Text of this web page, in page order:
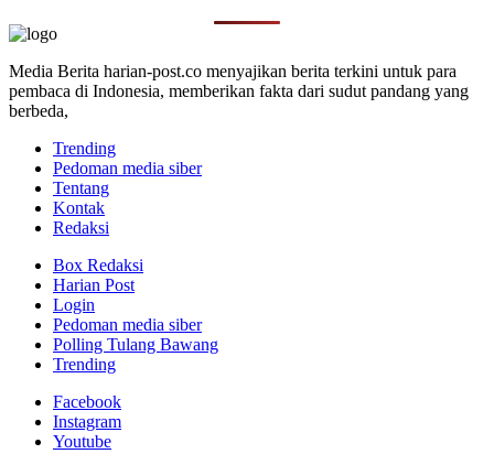
Media Berita harian-post.co menyajikan berita terkini untuk para
pembaca di Indonesia, memberikan fakta dari sudut pandang yang
berbeda,
Trending
Pedoman media siber
Tentang
Kontak
Redaksi
Box Redaksi
Harian Post
Login
Pedoman media siber
Polling Tulang Bawang
Trending
Facebook
Instagram
Youtube